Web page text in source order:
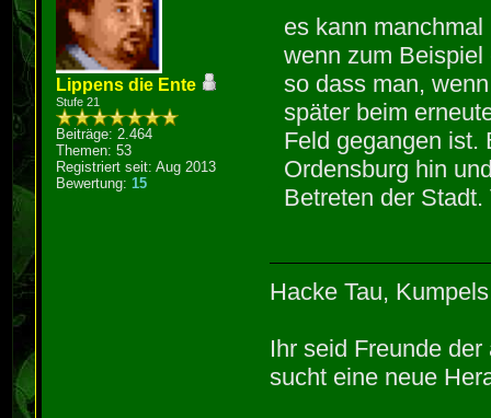
Lippens die Ente
Stufe 21
Beiträge: 2.464
Themen: 53
Registriert seit: Aug 2013
Bewertung:15
es kann
wenn zum
so dass man,
später beim
Feld gegangen ist.
Ordensburg hin
Betreten der
Hacke Tau,
Ihr seid Freunde
sucht eine neue